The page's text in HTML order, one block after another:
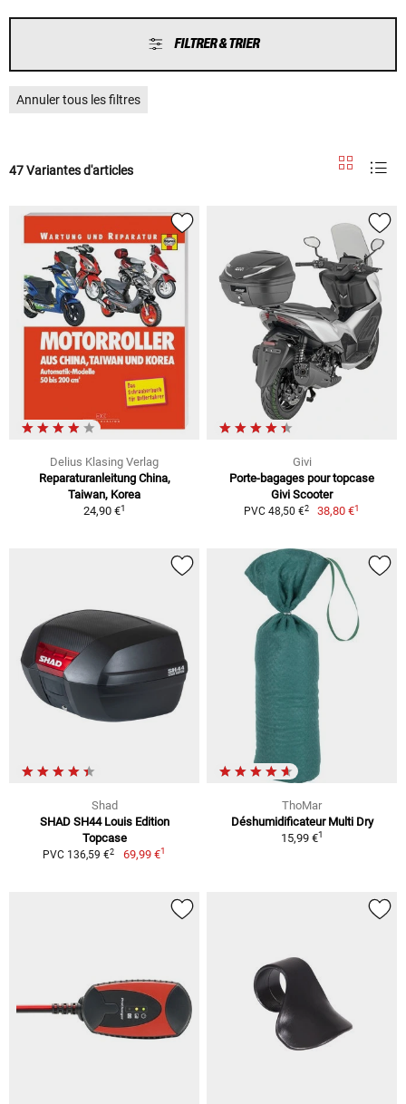
FILTRER & TRIER
Annuler tous les filtres
47 Variantes d'articles
Delius Klasing Verlag
Reparaturanleitung China,
Taiwan, Korea
24,90 €1
Givi
Porte-bagages pour topcase
Givi Scooter
PVC 48,50 €2 38,80 €1
Shad
SHAD SH44 Louis Edition
Topcase
PVC 136,59 €2 69,99 €1
ThoMar
Déshumidificateur Multi Dry
15,99 €1